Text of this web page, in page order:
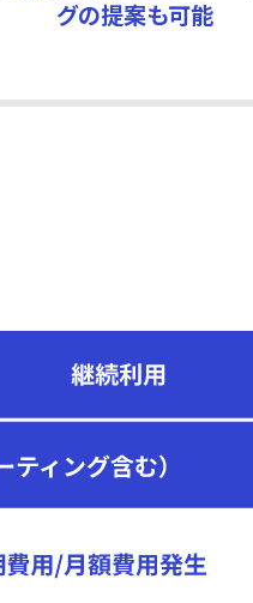
グの提案も可能